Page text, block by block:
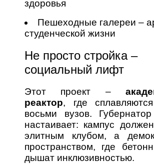
здоровья
Пешеходные галереи –
студенческой жизни
Не просто стройка –
социальный лифт
Этот проект –
реактор, где
восьми вузов.
настаивает: кампус
элитным клубом, а
пространством, где
дышат инклюзивностью.